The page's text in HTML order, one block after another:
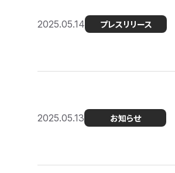
2025.05.14 プレスリリース
2025.05.13 お知らせ